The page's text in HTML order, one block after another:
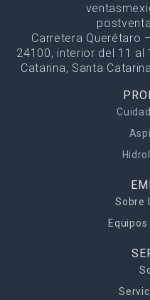
Carretera Querétaro
24100, interior del 11 al
Catarina, Santa
Sobre